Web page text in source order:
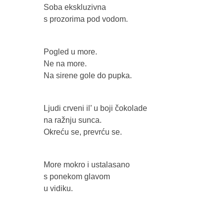
Soba ekskluzivna
s prozorima pod vodom.
Pogled u more.
Ne na more.
Na sirene gole do pupka.
Ljudi crveni il’ u boji čokolade
na ražnju sunca.
Okreću se, prevrću se.
More mokro i ustalasano
s ponekom glavom
u vidiku.